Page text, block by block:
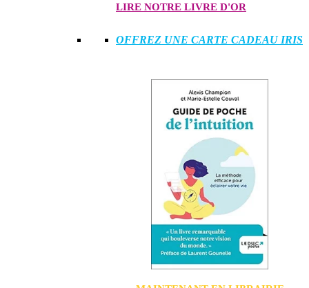
LIRE NOTRE LIVRE D'OR
OFFREZ UNE CARTE CADEAU IRIS